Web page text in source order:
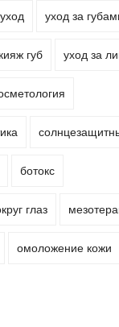
уход за
губ уход за
ботокс
глаз
омоложение кожи